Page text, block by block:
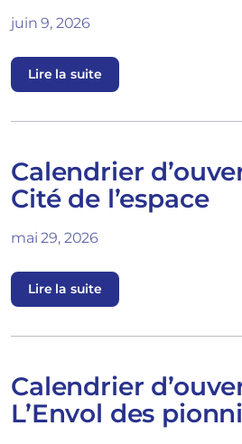
juin 9, 2026
Lire la suite
Calendrier
Cité de l’espace
mai 29, 2026
Lire la suite
Calendrier
L’Envol des